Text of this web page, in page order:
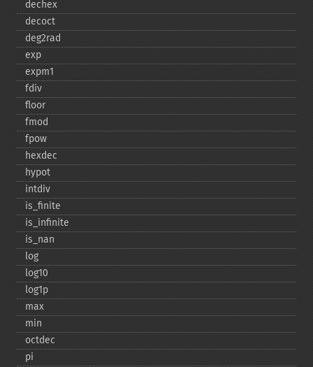
dechex
decoct
deg2rad
exp
expm1
fdiv
floor
fmod
fpow
hexdec
hypot
intdiv
is_​finite
is_​infinite
is_​nan
log
log10
log1p
max
min
octdec
pi